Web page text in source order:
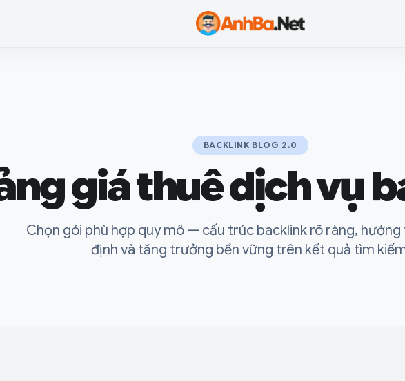
Anh Ba
BACKLINK BLOG 2.0
giá thuê dịch vụ
Chọn gói phù hợp quy mô — cấu trúc backlink rõ ràng, hướng
định và tăng trưởng bền vững trên kết quả tìm